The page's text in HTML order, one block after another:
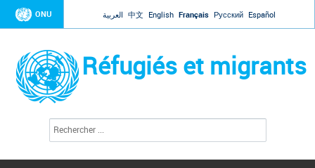
Jump to navigation
ONU العربية 中文 English Français Русский Español
Réfugiés et migrants
c